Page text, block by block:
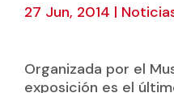
27 Jun, 2014 |
Organizada por el
exposición es el